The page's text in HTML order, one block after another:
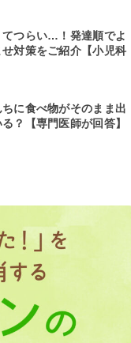
つらい…！発達順でよ
対策をご紹介【小児科
に食べ物がそのまま出
？【専門医師が回答】